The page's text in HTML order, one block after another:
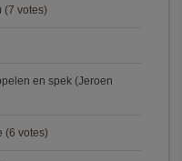
(7 votes)
en spek (Jeroen
(6 votes)